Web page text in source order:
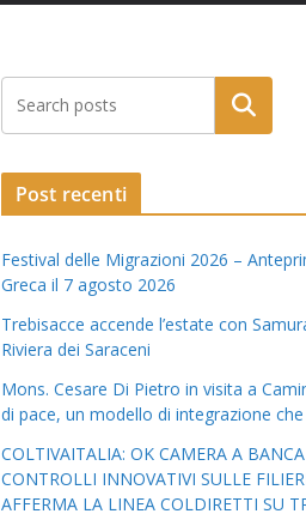
Post recenti
Festival delle Migrazioni 2026 –
Greca il 7 agosto 2026
Trebisacce accende l’estate con
Riviera dei Saraceni
Mons. Cesare Di Pietro in visita a
di pace, un modello di integrazione che
COLTIVAITALIA: OK CAMERA A
CONTROLLI INNOVATIVI SULLE
AFFERMA LA LINEA COLDIRETTI SU